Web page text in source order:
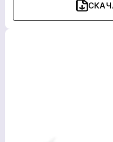
Ваш
Ожидайте звонка. С
Ваша
Ожидайте звонка. С
На
Ваша
Ожидайте звонка. С